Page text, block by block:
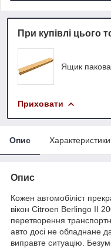
При купівлі цього
Ящик
Приховати
Опис Характеристики
Опис
Кожен автомобіліст
вікон Citroen Berlingo II
перетворення
авто досі не обладнане
виправте ситуацію.